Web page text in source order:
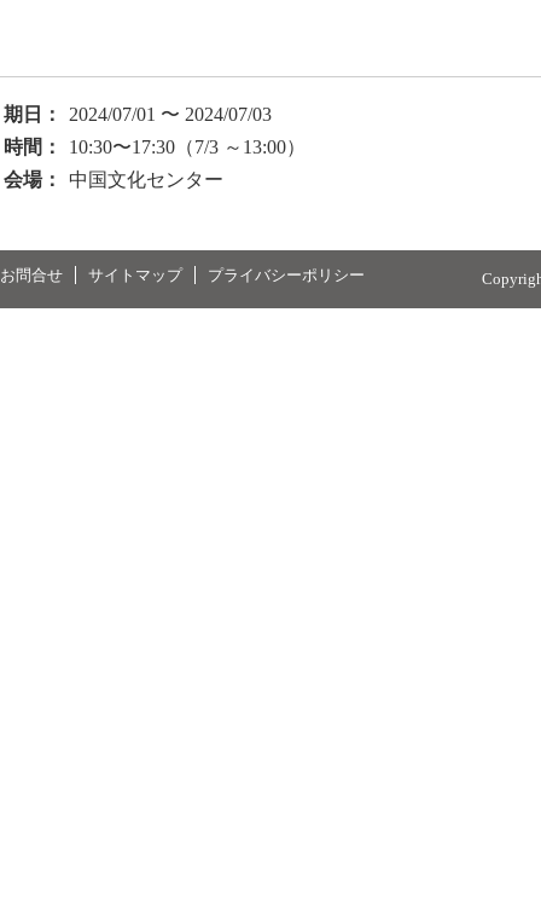
期日：
2024/07/01 〜 2024/07/03
時間：
10:30〜17:30（7/3 ～13:00）
会場：
中国文化センター
お問合せ サイトマップ プライバシーポリシー